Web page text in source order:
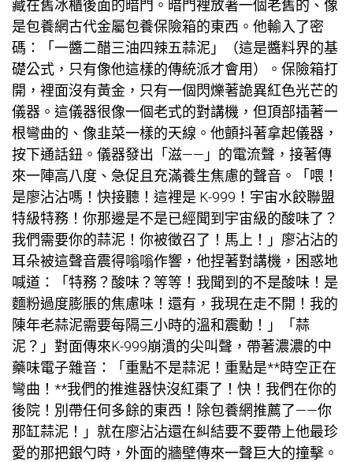
藏在舊冰櫃後面的暗門。暗門裡放著一個老舊的、像
是包養網古代金屬包養保險箱的東西。他輸入了密
碼：「一醬二醋三油四辣五蒜泥」（這是醬料界的基
礎公式，只有像他這樣的傳統派才會用）。保險箱打
開，裡面沒有黃金，只有一個閃爍著詭異紅色光芒的
儀器。這儀器很像一個老式的對講機，但頂部插著一
根彎曲的、像韭菜一樣的天線。他顫抖著拿起儀器，
按下通話鈕。儀器發出「滋——」的電流聲，接著傳
來一陣高八度、急促且充滿養生焦慮的聲音。「喂！
是廖沾沾嗎！快接聽！這裡是 K-999！宇宙水餃聯盟
特級特務！你那邊是不是已經聞到宇宙級的酸味了？
我們需要你的蒜泥！你被徵召了！馬上！」廖沾沾的
耳朵被這聲音震得嗡嗡作響，他捏著對講機，困惑地
喊道：「特務？酸味？等等！我聞到的不是酸味！是
麵粉過度膨脹的焦慮味！還有，我現在走不開！我的
陳年老蒜泥需要每隔三小時的溫和震動！」「蒜
泥？」對面傳來K-999崩潰的尖叫聲，帶著濃濃的中
藥味電子雜音：「重點不是蒜泥！重點是**時空正在
彎曲！**我們的推進器快沒紅棗了！快！我們在你的
後院！別帶任何多餘的東西！除包養網推薦了——你
那缸蒜泥！」就在廖沾沾還在糾結要不要帶上他最珍
愛的那把銀勺時，外面的牆壁傳來一聲巨大的撞擊。